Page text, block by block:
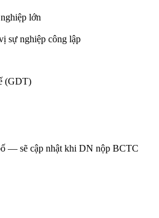
lớn
sự nghiệp công lập
(GDT)
— sẽ cập nhật khi DN nộp BCTC